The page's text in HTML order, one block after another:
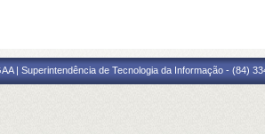
| Superintendência de Tecnologia da Informação - (84)